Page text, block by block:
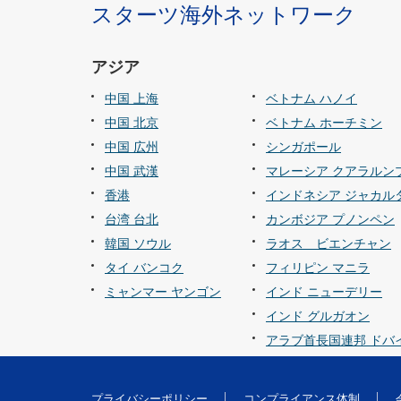
スターツ海外ネットワーク
アジア
中国 上海
中国 北京
中国 広州
中国 武漢
香港
台湾 台北
韓国 ソウル
タイ バンコク
ミャンマー ヤンゴン
ベトナム ハノイ
ベトナム ホーチミン
シンガポール
マレーシア クアラルン
インドネシア ジャカル
カンボジア プノンペン
ラオス ビエンチャン
フィリピン マニラ
インド ニューデリー
インド グルガオン
アラブ首長国連邦 ドバ